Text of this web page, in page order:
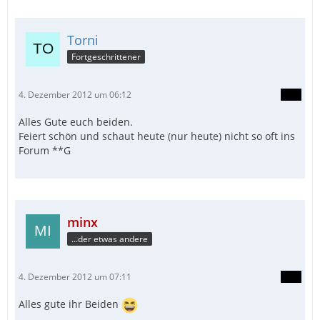
Torni
Fortgeschrittener
4. Dezember 2012 um 06:12
Alles Gute euch beiden.
Feiert schön und schaut heute (nur heute) nicht so oft ins
Forum **G
minx
...der etwas andere
4. Dezember 2012 um 07:11
Alles gute ihr Beiden